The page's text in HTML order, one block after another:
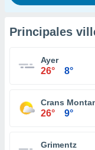
Principales
Ayer
26° 8°
Crans
26° 9°
Grimentz